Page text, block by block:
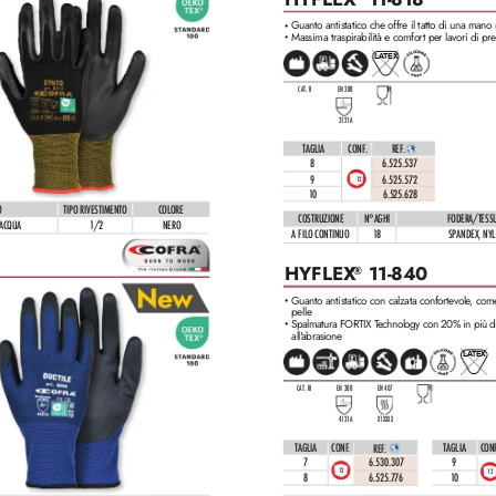
TIPO RIVESTIMENTO COLORE
1/2 NERO
• Guanto antistatico che offre il tatto di una mano
• Massima traspirabilità e comfort per lavori di
LATEX
CAT. II EN 388
3121 A
COSTRUZIONE N°AGHI FODERA/
A FILO CONTINUO
18 SPANDEX,
TAGLIA CONF. REF.
8
12
6.525.537
9 6.525.572
10 6.525.628
• Guanto antistatico con calzata confortevole,
pelle
• Spalmatura FORTIX Technology con 20% in più
all'abrasione
LATEX
CAT. III EN 388
4131A
EN 407
X1XXXX
HYFLEX® 11-840
TAGLIA CONF. REF.
7
12
6.530.307
8
6.525.776
TAGLIA
9
12
10